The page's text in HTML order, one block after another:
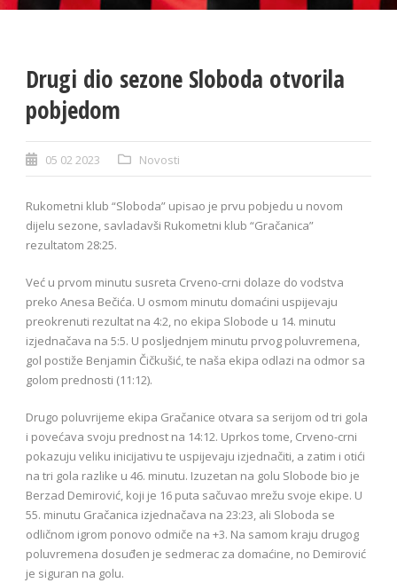
Drugi dio sezone Sloboda otvorila
pobjedom
05 02 2023 Novosti
Rukometni klub “Sloboda” upisao je prvu pobjedu u novom
dijelu sezone, savladavši Rukometni klub “Gračanica”
rezultatom 28:25.
Već u prvom minutu susreta Crveno-crni dolaze do vodstva
preko Anesa Bečića. U osmom minutu domaćini uspijevaju
preokrenuti rezultat na 4:2, no ekipa Slobode u 14. minutu
izjednačava na 5:5. U posljednjem minutu prvog poluvremena,
gol postiže Benjamin Čičkušić, te naša ekipa odlazi na odmor sa
golom prednosti (11:12).
Drugo poluvrijeme ekipa Gračanice otvara sa serijom od tri gola
i povećava svoju prednost na 14:12. Uprkos tome, Crveno-crni
pokazuju veliku inicijativu te uspijevaju izjednačiti, a zatim i otići
na tri gola razlike u 46. minutu. Izuzetan na golu Slobode bio je
Berzad Demirović, koji je 16 puta sačuvao mrežu svoje ekipe. U
55. minutu Gračanica izjednačava na 23:23, ali Sloboda se
odličnom igrom ponovo odmiče na +3. Na samom kraju drugog
poluvremena dosuđen je sedmerac za domaćine, no Demirović
je siguran na golu.